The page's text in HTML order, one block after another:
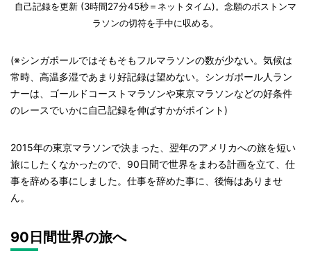
自己記録を更新 (3時間27分45秒＝ネットタイム)。念願のボストンマ
ラソンの切符を手中に収める。
(※シンガポールではそもそもフルマラソンの数が少ない。気候は
常時、高温多湿であまり好記録は望めない。シンガポール人ラン
ナーは、ゴールドコーストマラソンや東京マラソンなどの好条件
のレースでいかに自己記録を伸ばすかがポイント)
2015年の東京マラソンで決まった、翌年のアメリカへの旅を短い
旅にしたくなかったので、90日間で世界をまわる計画を立て、仕
事を辞める事にしました。仕事を辞めた事に、後悔はありませ
ん。
90日間世界の旅へ